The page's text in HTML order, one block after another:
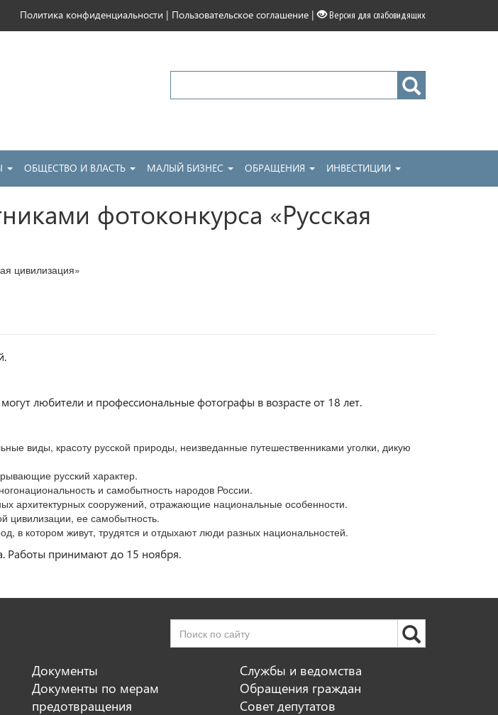
Политика конфиденциальности | Пользовательское соглашение | Версия для слабовидящих
ОБЩЕСТВО И ВЛАСТЬ МАЛЫЙ БИЗНЕС ОБРАЩЕНИЯ ИНВЕСТИЦИИ
фотоконкурса «Русская
цивилизация»
любители и профессиональные фотографы в возрасте от 18 лет.
виды, красоту русской природы, неизведанные путешественниками уголки, дикую
русский характер.
и самобытность народов России.
архитектурных сооружений, отражающие национальные особенности.
цивилизации, ее самобытность.
в котором живут, трудятся и отдыхают люди разных национальностей.
Работы принимают до 15 ноября.
Документы
Документы по мерам
предотвращения
Службы и ведомства
Обращения граждан
Совет депутатов